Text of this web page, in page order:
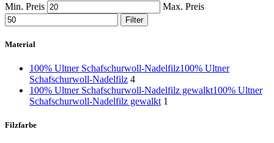
Min. Preis Max. Preis
Filter
Material
100% Ultner Schafschurwoll-Nadelfilz100% Ultner
Schafschurwoll-Nadelfilz 4
100% Ultner Schafschurwoll-Nadelfilz gewalkt100% Ultner
Schafschurwoll-Nadelfilz gewalkt 1
Filzfarbe